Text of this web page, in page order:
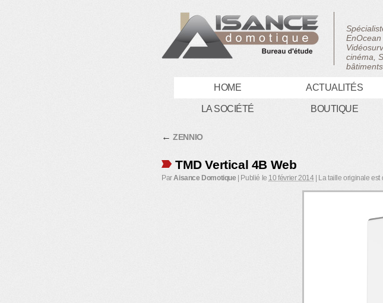
EnOcean
cinéma,
HOME ACTUALITÉS
LA SOCIÉTÉ BOUTIQUE
← ZENNIO
TMD Vertical 4B Web
ParAisance Domotique Publié le 10 février 2014 La taille originale est